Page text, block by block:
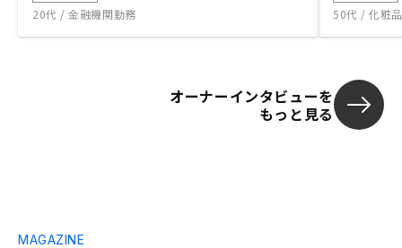
20代 / 金融機関勤務 50代 / 化粧
オーナーインタビューを
もっと見る
MAGAZINE